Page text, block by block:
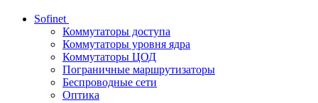
Sofinet
Коммутаторы доступа
Коммутаторы уровня ядра
Коммутаторы ЦОД
Пограничные маршрутизаторы
Беспроводные сети
Оптика